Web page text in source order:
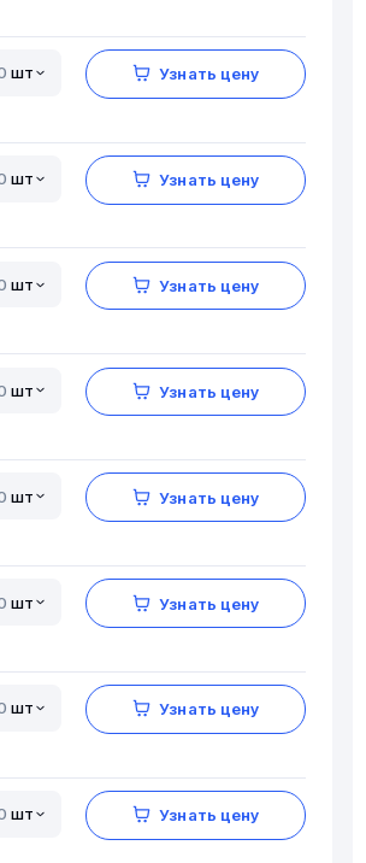
шт Узнать цену
шт Узнать цену
шт Узнать цену
шт Узнать цену
шт Узнать цену
шт Узнать цену
шт Узнать цену
шт Узнать цену